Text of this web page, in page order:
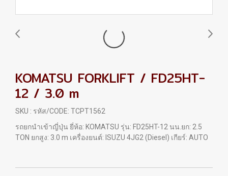
KOMATSU FORKLIFT / FD25HT-
12 / 3.0 m
SKU : รหัส/CODE: TCPT1562
รถยกนำเข้าญี่ปุ่น ยี่ห้อ: KOMATSU รุ่น: FD25HT-12 นน.ยก: 2.5
TON ยกสูง: 3.0 m เครื่องยนต์: ISUZU 4JG2 (Diesel) เกียร์: AUTO